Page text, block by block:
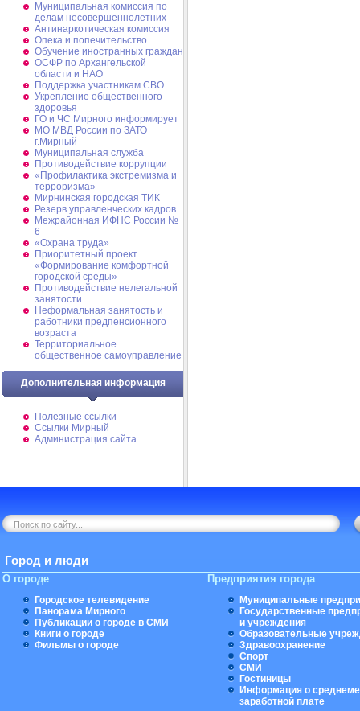
Муниципальная комиссия по
делам несовершеннолетних
Антинаркотическая комиссия
Опека и попечительство
Обучение иностранных граждан
ОСФР по Архангельской
области и НАО
Поддержка участникам СВО
Укрепление общественного
здоровья
ГО и ЧС Мирного информирует
МО МВД России по ЗАТО
г.Мирный
Муниципальная cлужба
Противодействие коррупции
«Профилактика экстремизма и
терроризма»
Мирнинская городская ТИК
Резерв управленческих кадров
Межрайонная ИФНС России №
6
«Охрана труда»
Приоритетный проект
«Формирование комфортной
городской среды»
Противодействие нелегальной
занятости
Неформальная занятость и
работники предпенсионного
возраста
Территориальное
общественное самоуправление
Дополнительная информация
Полезные ссылки
Ссылки Мирный
Администрация сайта
Город и люди
О городе
Городское телевидение
Панорама Мирного
Публикации о городе в СМИ
Книги о городе
Фильмы о городе
Предприятия города
Муниципальные
Государственные
и учреждения
Образовательные
Здравоохранение
Спорт
СМИ
Гостиницы
Информация о
заработной плате